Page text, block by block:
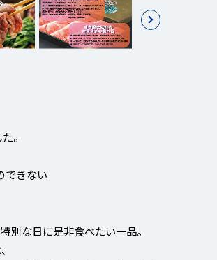
。
できない
別な日に是非食べたい一品。